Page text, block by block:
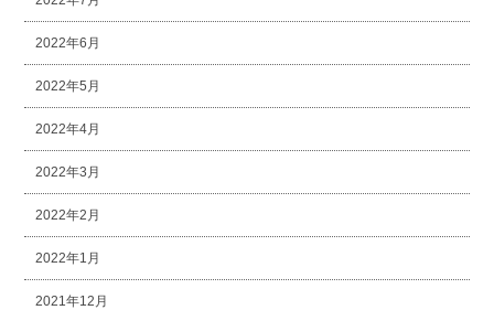
2022年6月
2022年5月
2022年4月
2022年3月
2022年2月
2022年1月
2021年12月